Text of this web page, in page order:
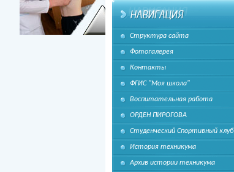
Структура сайта
Фотогалерея
Контакты
ФГИС "Моя школа"
Воспитательная работа
ОРДЕН ПИРОГОВА
Студенческий Спортивный клуб
История техникума
Архив истории техникума